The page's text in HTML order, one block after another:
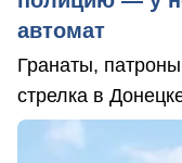
автомат
Гранаты,
стрелка в